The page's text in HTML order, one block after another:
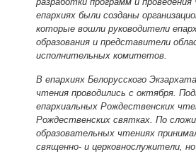
епархиях были созданы
которые вошли руководители
образования и представители
исполнительных комитетов.
В епархиях Белорусского
чтения проводились с октября.
епархиальных Рождественских
Рождественских святках. По
образовательных чтениях
священно- и церковнослужители,